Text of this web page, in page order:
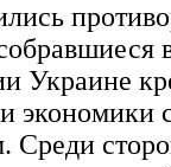
Украине
Среди